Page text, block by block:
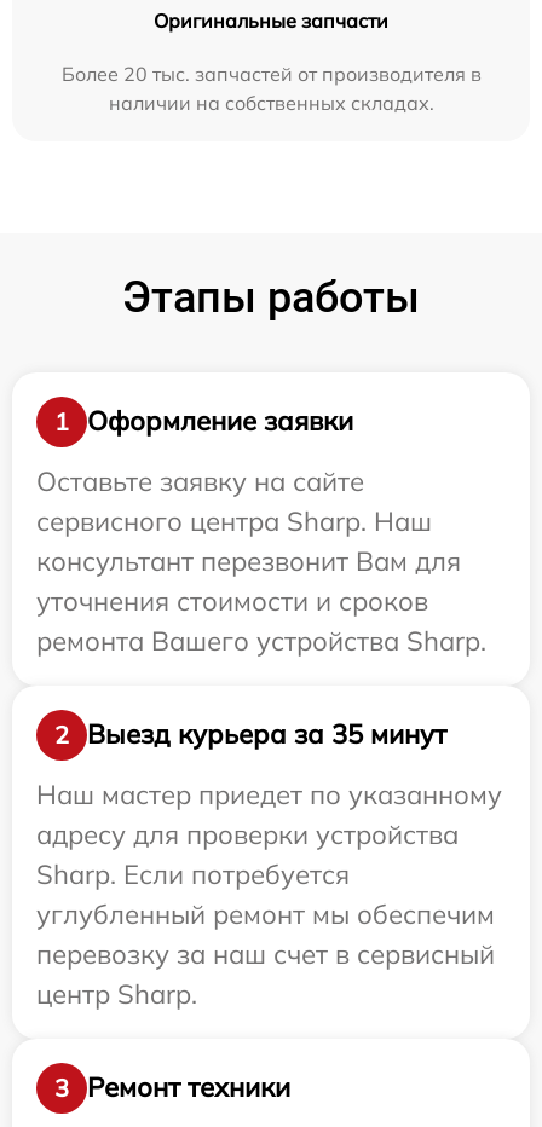
Оригинальные запчасти
Более 20 тыс. запчастей от производителя в
наличии на собственных складах.
Этапы работы
1
Оформление заявки
Оставьте заявку на сайте
сервисного центра Sharp. Наш
консультант перезвонит Вам для
уточнения стоимости и сроков
ремонта Вашего устройства Sharp.
2
Выезд курьера за 35 минут
Наш мастер приедет по указанному
адресу для проверки устройства
Sharp. Если потребуется
углубленный ремонт мы обеспечим
перевозку за наш счет в сервисный
центр Sharp.
3 Ремонт техники